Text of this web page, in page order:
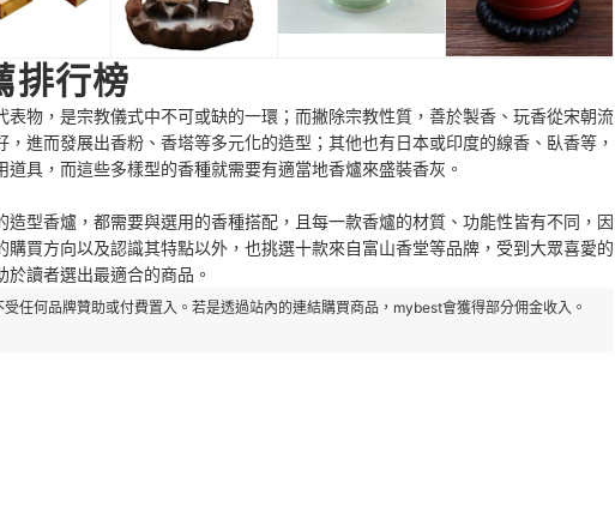
排行榜
表物，是宗教儀式中不可或缺的一環；而撇除宗教性質，善於製香、玩香從宋朝流
進而發展出香粉、香塔等多元化的造型；其他也有日本或印度的線香、臥香等，
具，而這些多樣型的香種就需要有適當地香爐來盛裝香灰。
造型香爐，都需要與選用的香種搭配，且每一款香爐的材質、功能性皆有不同，因
購買方向以及認識其特點以外，也挑選十款來自富山香堂等品牌，受到大眾喜愛的
讀者選出最適合的商品。
任何品牌贊助或付費置入。若是透過站內的連結購買商品，mybest會獲得部分佣金收入。